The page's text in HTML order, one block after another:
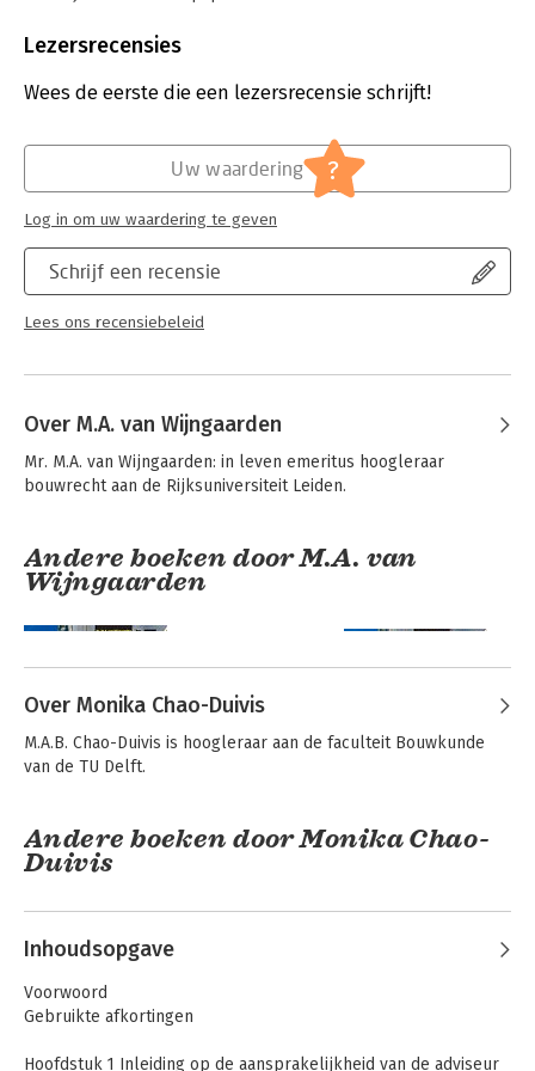
Uitgever:
Verschijningsdatum:
31-12-2024
Bouwrecht [aanneming van werk; UAV;
aanbesteding; PPS;
Serie:
Bouw- en Aanbestedingsrecht -
Lezersrecensies
Wees de eerste die een lezersrecensie schrijft!
Schrijf een recensie
Lees ons recensiebeleid
Uw waardering ?
Log in om uw waardering te geven
Over M.A. van Wijngaarden
Mr. M.A. van Wijngaarden: in leven emeritus hoogleraar
bouwrecht aan de Rijksuniversiteit Leiden.
Andere boeken door M.A. van
Wijngaarden
Over Monika Chao-Duivis
M.A.B. Chao-Duivis is hoogleraar aan de faculteit Bouwkunde
van de TU Delft.
Andere boeken door Monika Chao-
Duivis
Inhoudsopgave
Voorwoord
Gebruikte afkortingen
Hoofdstuk 1 Inleiding op de aansprakelijkheid van de adviseur